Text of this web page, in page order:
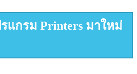
แกรม Printers มาใหม่